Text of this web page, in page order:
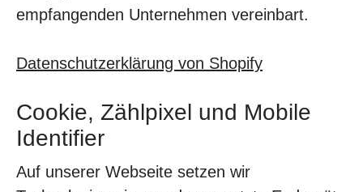
empfangenden Unternehmen vereinbart.
Datenschutzerklärung von Shopify
Cookie, Zählpixel und Mobile
Identifier
Auf unserer Webseite setzen wir